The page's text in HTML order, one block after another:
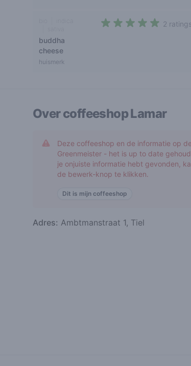
buddha
cheese
huismerk
2 ratings
Over coffeeshopLamar
Deze coffeeshop en de informatie op
Greenmeister - het is up to date
je onjuiste informatie hebt gevonden,
de bewerk-knop te klikken.
Dit is mijn coffeeshop
Adres: Ambtmanstraat 1, Tiel